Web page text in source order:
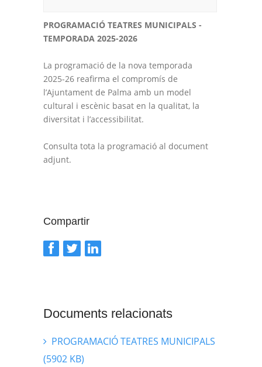
PROGRAMACIÓ TEATRES MUNICIPALS -
TEMPORADA 2025-2026
La programació de la nova temporada
2025-26 reafirma el compromís de
l’Ajuntament de Palma amb un model
cultural i escènic basat en la qualitat, la
diversitat i l’accessibilitat.
Consulta tota la programació al document
adjunt.
Compartir
Documents relacionats
PROGRAMACIÓ TEATRES MUNICIPALS
(5902 KB)